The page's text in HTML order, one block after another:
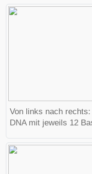
Von links nach
DNA mit jeweils 12